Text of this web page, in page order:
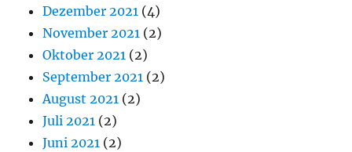
Dezember 2021 (4)
November 2021 (2)
Oktober 2021 (2)
September 2021 (2)
August 2021 (2)
Juli 2021 (2)
Juni 2021 (2)